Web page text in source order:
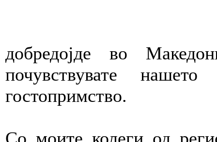
добредојде во
почувствувате нашето
гостопримство.